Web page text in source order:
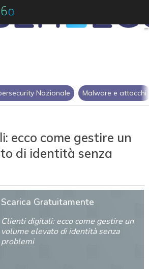
Nazionale Malware e attacchi
ecco come gestire un
di identità senza
Scarica Gratuitamente
Clienti digitali: ecco come gestire un
volume elevato di identità senza
problemi